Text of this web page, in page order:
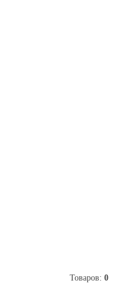
Товаров: 0